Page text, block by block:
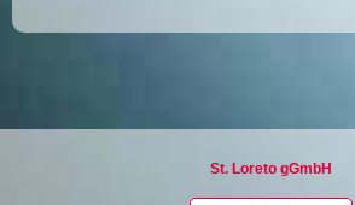
St. Loreto gGmbH